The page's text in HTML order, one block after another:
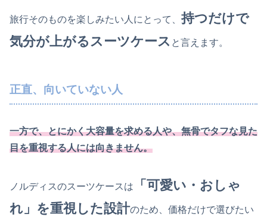
旅行そのものを楽しみたい人にとって、 持つだけで
気分が上がるスーツケース と言えます。
正直、向いていない人
一方で、とにかく大容量を求める人や、無骨でタフな見た
目を重視する人には向きません。
ノルディスのスーツケースは
「可愛い・おしゃ
れ」を重視した設計のため、価格だけで選びたい